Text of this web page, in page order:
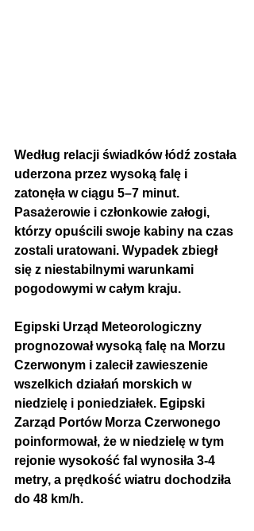
Według relacji świadków łódź została
uderzona przez wysoką falę i
zatonęła w ciągu 5–7 minut.
Pasażerowie i członkowie załogi,
którzy opuścili swoje kabiny na czas
zostali uratowani. Wypadek zbiegł
się z niestabilnymi warunkami
pogodowymi w całym kraju.
Egipski Urząd Meteorologiczny
prognozował wysoką falę na Morzu
Czerwonym i zalecił zawieszenie
wszelkich działań morskich w
niedzielę i poniedziałek. Egipski
Zarząd Portów Morza Czerwonego
poinformował, że w niedzielę w tym
rejonie wysokość fal wynosiła 3-4
metry, a prędkość wiatru dochodziła
do 48 km/h.